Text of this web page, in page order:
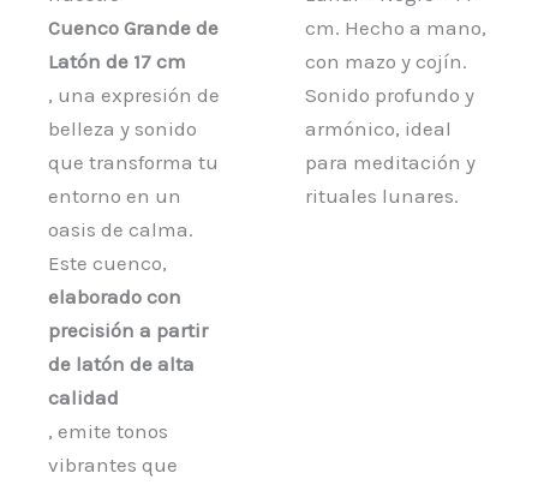
Cuenco Grande de
Latón de 17 cm
, una expresión de
belleza y sonido
que transforma tu
entorno en un
oasis de calma.
Este cuenco,
elaborado con
precisión a partir
de latón de alta
calidad
, emite tonos
vibrantes que
cm. Hecho a mano,
con mazo y cojín.
Sonido profundo y
armónico, ideal
para meditación y
rituales lunares.